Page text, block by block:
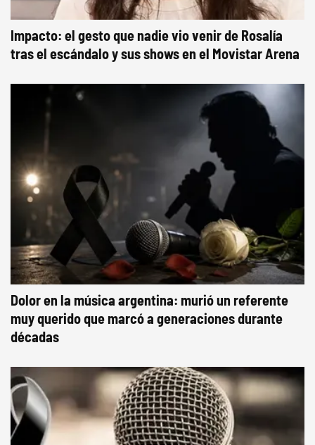
Impacto: el gesto que nadie vio venir de Rosalía
tras el escándalo y sus shows en el Movistar Arena
Dolor en la música argentina: murió un referente
muy querido que marcó a generaciones durante
décadas